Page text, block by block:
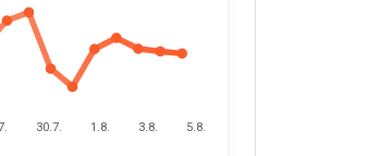
30.7. 1.8. 3.8. 5.8.